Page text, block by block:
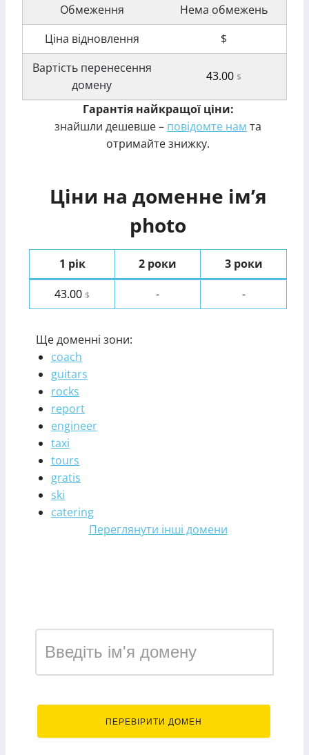
Обмеження
Нема обмежень
Ціна відновлення
$
Вартість перенесення
домену
43.00 $
Гарантія найкращої ціни:
знайшли дешевше – повідомте нам та
отримайте знижку.
Ціни на доменне ім’я
photo
1 рік 2 роки
3 роки
43.00 $ - -
Ще доменні зони:
coach
guitars
rocks
report
engineer
taxi
tours
gratis
ski
catering
Переглянути інші домени
ПЕРЕВІРИТИ ДОМЕН